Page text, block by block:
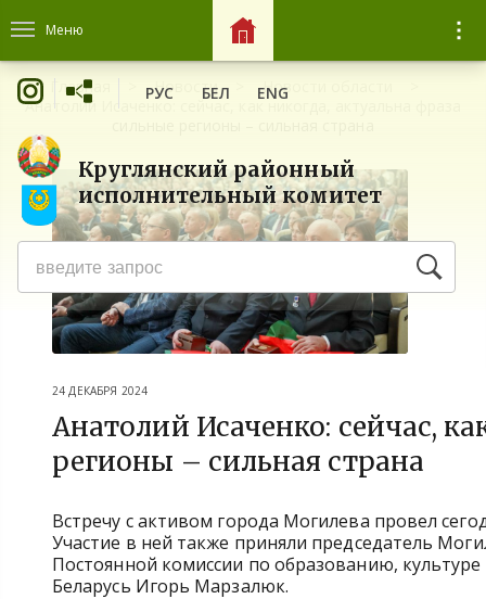
Меню
Круглянский районный
исполнительный комитет
РУС БЕЛ ENG
Главная Новости
Новости области
Анатолий Исаченко: сейчас, как никогда, актуальна фраза
24 ДЕКАБРЯ 2024
Анатолий Исаченко: сейчас,
регионы – сильная страна
Встречу с активом города Могилева провел
Участие в ней также приняли председатель
Постоянной комиссии по образованию,
Беларусь Игорь Марзалюк.